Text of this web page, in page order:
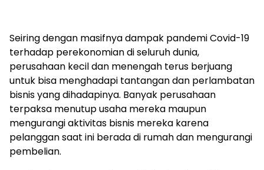
Seiring dengan masifnya dampak pandemi Covid-19
terhadap perekonomian di seluruh dunia,
perusahaan kecil dan menengah terus berjuang
untuk bisa menghadapi tantangan dan perlambatan
bisnis yang dihadapinya. Banyak perusahaan
terpaksa menutup usaha mereka maupun
mengurangi aktivitas bisnis mereka karena
pelanggan saat ini berada di rumah dan mengurangi
pembelian.